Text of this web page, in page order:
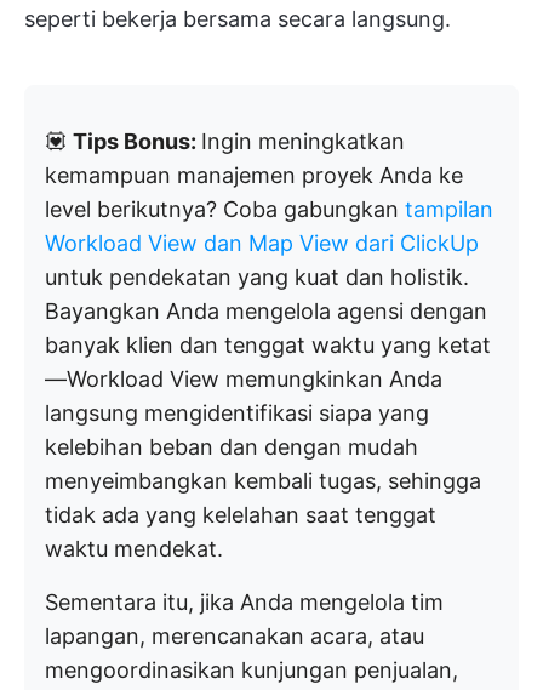
seperti bekerja bersama secara langsung.
💟 Tips Bonus: Ingin meningkatkan
kemampuan manajemen proyek Anda ke
level berikutnya? Coba gabungkan tampilan
Workload View dan Map View dari ClickUp
untuk pendekatan yang kuat dan holistik.
Bayangkan Anda mengelola agensi dengan
banyak klien dan tenggat waktu yang ketat
—Workload View memungkinkan Anda
langsung mengidentifikasi siapa yang
kelebihan beban dan dengan mudah
menyeimbangkan kembali tugas, sehingga
tidak ada yang kelelahan saat tenggat
waktu mendekat.
Sementara itu, jika Anda mengelola tim
lapangan, merencanakan acara, atau
mengoordinasikan kunjungan penjualan,